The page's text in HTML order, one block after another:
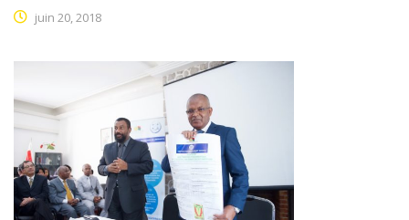
juin 20, 2018